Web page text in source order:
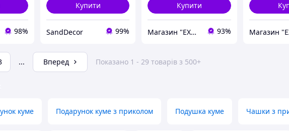
98%
Купити
SandDecor 99%
Купити
Магазин "EXCLUSIVE" - Оригінальні Подарунки для всіх 93%
... Вперед Показано 1 - 29 товарів з 500+
куме Подарунок куме з приколом Подушка куме Чашки з